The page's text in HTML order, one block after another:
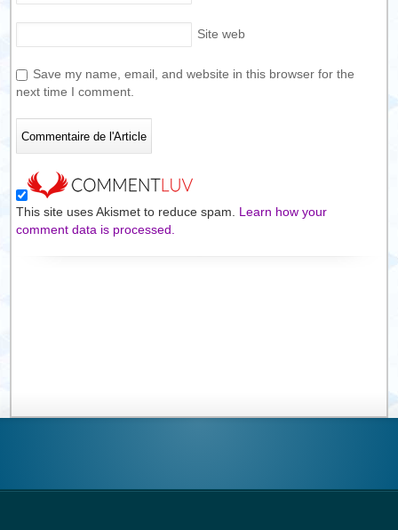
Site web
Save my name, email, and website in this browser for the
next time I comment.
This site uses Akismet to reduce spam. Learn how your
comment data is processed.